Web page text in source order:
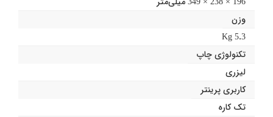
وزن
5.3 Kg
تکنولوژی چاپ
لیزری
کاربری پرینتر
تک کاره